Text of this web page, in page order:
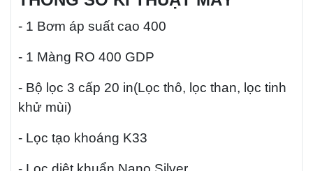
- 1 Bơm áp suất cao 400
- 1 Màng RO 400 GDP
- Bộ lọc 3 cấp 20 in(Lọc thô, lọc than, lọc tinh
khử mùi)
- Lọc tạo khoáng K33